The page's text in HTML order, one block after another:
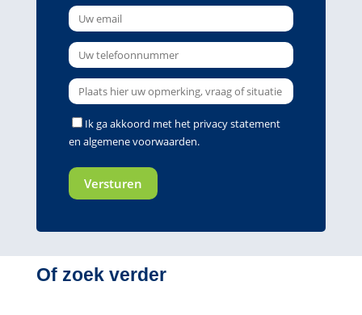
Ik ga akkoord met het privacy statement
en algemene voorwaarden.
Of zoek verder